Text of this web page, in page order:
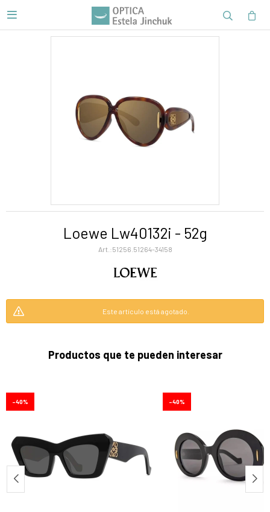

Loewe Lw40132i - 52g
51256.51264-34158
Este artículo está agotado.
Productos que te pueden interesar
40 40